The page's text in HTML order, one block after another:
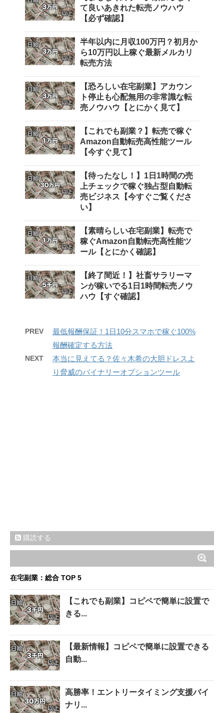
て良いあきれた転売ノウハウ
【必ず確認】
半年以内に月収100万円？初月か
ら10万円以上稼ぐ最新メルカリ
転売方法
【恐ろしい在宅副業】アカウン
ト停止も心配無用の非常識な転
売ノウハウ【とにかく見て】
【これでも副業？】転売で稼ぐ
Amazon自動転売高性能ツール
【今すぐ見て】
【待ったなし！】1日1時間の売
上チェックで稼ぐ独占型自動転
売ビジネス【今すぐご覧くださ
い】
【素晴らしい在宅副業】転売で
稼ぐAmazon自動転売高性能ツ
ール【とにかく確認】
【終了間近！】社畜サラリーマ
ンが稼いでる1日1時間転売ノウ
ハウ【すぐ確認】
PREV
最低報酬保証！1日10分スマホで稼ぐ100%
報酬確定する方法
NEXT
本当に見えてる？佐々木希の大胆ドレスよ
り脅威のバイナリーオプションツール
購読する
在宅副業：総合 TOP 5
【これでも副業】コピペで簡単に設置で
きる...
【最新情報】コピペで簡単に設置できる
自動...
高勝率！エントリータイミング支援バイ
ナリ...